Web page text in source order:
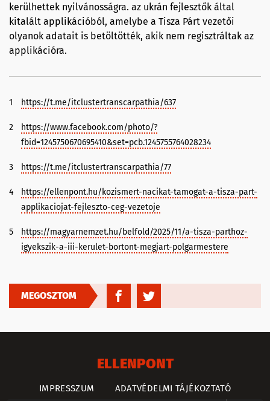
kerülhettek nyilvánosságra. az ukrán fejlesztők által
kitalált applikációból, amelybe a Tisza Párt vezetői
olyanok adatait is betöltötték, akik nem regisztráltak az
applikációra.
1 https://t.me/itclustertranscarpathia/637
2
https://www.facebook.com/photo/?
fbid=1245750670695410&set=pcb.1245755764028234
3 https://t.me/itclustertranscarpathia/77
4
https://ellenpont.hu/kozismert-nacikat-tamogat-a-tisza-part-
applikaciojat-fejleszto-ceg-vezetoje
5
https://magyarnemzet.hu/belfold/2025/11/a-tisza-parthoz-
igyekszik-a-iii-kerulet-bortont-megjart-polgarmestere
MEGOSZTOM
ELLENPONT
IMPRESSZUM ADATVÉDELMI TÁJÉKOZTATÓ